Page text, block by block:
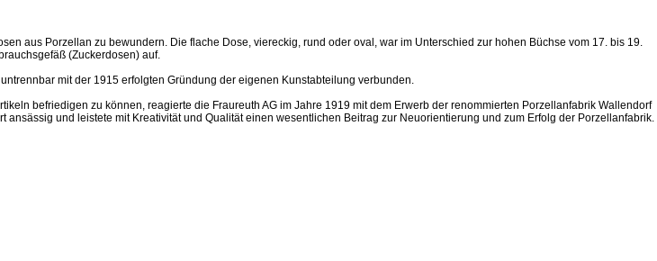
aus Porzellan zu bewundern. Die flache Dose, viereckig, rund oder oval, war im Unterschied zur hohen Büchse vom 17. bis 19.
(Zuckerdosen) auf.
mit der 1915 erfolgten Gründung der eigenen Kunstabteilung verbunden.
befriedigen zu können, reagierte die Fraureuth AG im Jahre 1919 mit dem Erwerb der renommierten Porzellanfabrik Wallendorf
ansässig und leistete mit Kreativität und Qualität einen wesentlichen Beitrag zur Neuorientierung und zum Erfolg der Porzellanfabrik.